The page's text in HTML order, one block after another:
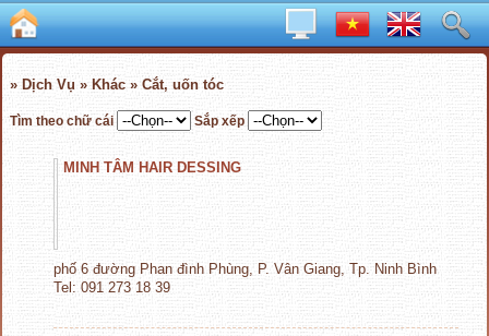
» Dịch Vụ » Khác » Cắt, uốn tóc
Tìm theo chữ cái Sắp xếp
MINH TÂM HAIR DESSING
phố 6 đường Phan đình Phùng, P. Vân Giang, Tp. Ninh Bình
Tel: 091 273 18 39